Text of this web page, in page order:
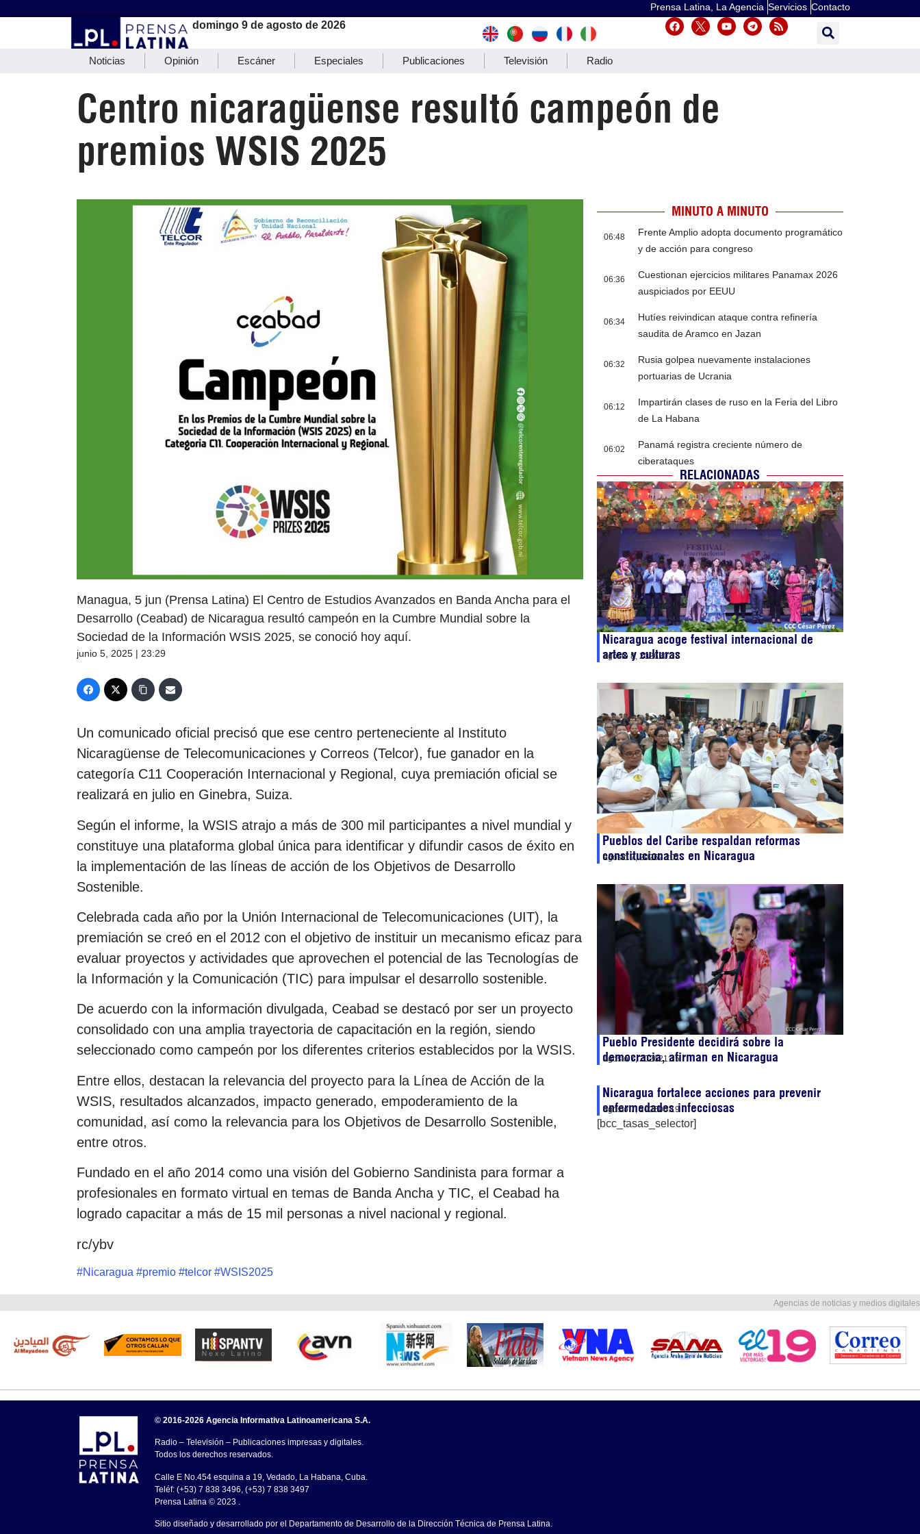
Prensa Latina, La Agencia Servicios Contacto
domingo 9 de agosto de 2026
Noticias Opinión Escáner Especiales Publicaciones Televisión Radio
Centro nicaragüense resultó campeón de
premios WSIS 2025
Managua, 5 jun (Prensa Latina) El Centro de Estudios Avanzados en Banda Ancha para el
Desarrollo (Ceabad) de Nicaragua resultó campeón en la Cumbre Mundial sobre la
Sociedad de la Información WSIS 2025, se conoció hoy aquí.
junio 5, 2025 | 23:29
Un comunicado oficial precisó que ese centro perteneciente al Instituto
Nicaragüense de Telecomunicaciones y Correos (Telcor), fue ganador en la
categoría C11 Cooperación Internacional y Regional, cuya premiación oficial se
realizará en julio en Ginebra, Suiza.
Según el informe, la WSIS atrajo a más de 300 mil participantes a nivel mundial y
constituye una plataforma global única para identificar y difundir casos de éxito en
la implementación de las líneas de acción de los Objetivos de Desarrollo
Sostenible.
Celebrada cada año por la Unión Internacional de Telecomunicaciones (UIT), la
premiación se creó en el 2012 con el objetivo de instituir un mecanismo eficaz para
evaluar proyectos y actividades que aprovechen el potencial de las Tecnologías de
la Información y la Comunicación (TIC) para impulsar el desarrollo sostenible.
De acuerdo con la información divulgada, Ceabad se destacó por ser un proyecto
consolidado con una amplia trayectoria de capacitación en la región, siendo
seleccionado como campeón por los diferentes criterios establecidos por la WSIS.
Entre ellos, destacan la relevancia del proyecto para la Línea de Acción de la
WSIS, resultados alcanzados, impacto generado, empoderamiento de la
comunidad, así como la relevancia para los Objetivos de Desarrollo Sostenible,
entre otros.
Fundado en el año 2014 como una visión del Gobierno Sandinista para formar a
profesionales en formato virtual en temas de Banda Ancha y TIC, el Ceabad ha
logrado capacitar a más de 15 mil personas a nivel nacional y regional.
rc/ybv
#Nicaragua #premio #telcor #WSIS2025
MINUTO A MINUTO
06:48
Frente Amplio adopta documento programático
y de acción para congreso
06:36
Cuestionan ejercicios militares Panamax 2026
auspiciados por EEUU
06:34
Hutíes reivindican ataque contra refinería
saudita de Aramco en Jazan
06:32
Rusia golpea nuevamente instalaciones
portuarias de Ucrania
06:12
Impartirán clases de ruso en la Feria del Libro
de La Habana
06:02
Panamá registra creciente número de
ciberataques
RELACIONADAS
Nicaragua acoge festival internacional de
artes y culturas
agosto 8, 202620:53
Pueblos del Caribe respaldan reformas
constitucionales en Nicaragua
agosto 7, 202623:01
Pueblo Presidente decidirá sobre la
democracia, afirman en Nicaragua
agosto 7, 202621:35
Nicaragua fortalece acciones para prevenir
enfermedades infecciosas
agosto 7, 202606:19
[bcc_tasas_selector]
Agencias de noticias y medios digitales
© 2016-2026 Agencia Informativa Latinoamericana S.A.
Radio – Televisión – Publicaciones impresas y digitales.
Todos los derechos reservados.
Calle E No.454 esquina a 19, Vedado, La Habana, Cuba.
Teléf: (+53) 7 838 3496, (+53) 7 838 3497
Prensa Latina © 2023 .
Sitio diseñado y desarrollado por el Departamento de Desarrollo de la Dirección Técnica de Prensa Latina.